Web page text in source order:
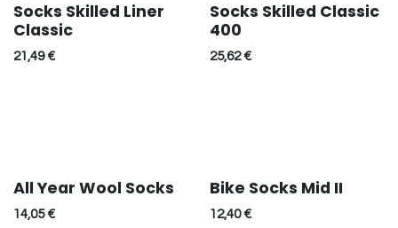
Socks Skilled Liner
Classic
21,49€
Socks Skilled Classic
400
25,62€
All Year Wool Socks
14,05€
Bike Socks Mid II
12,40€